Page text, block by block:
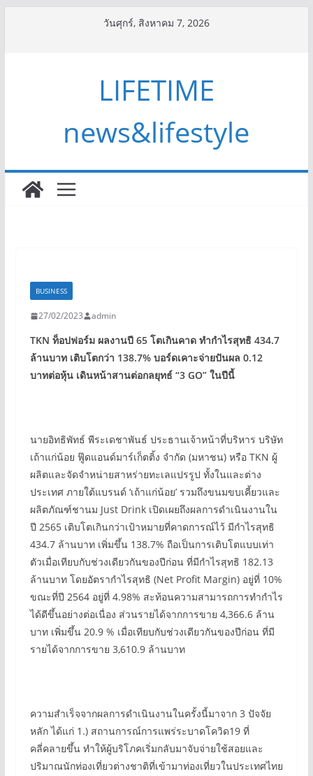
วันศุกร์, สิงหาคม 7, 2026
LIFETIME
news&lifestyle
BUSINESS
27/02/2023 admin
TKN ท็อปฟอร์ม ผลงานปี 65โตเกินคาด ทำกำไรสุทธิ 434.7
ล้านบาท เติบโตกว่า 138.7% บอร์ดเคาะจ่ายปันผล 0.12
บาทต่อหุ้น เดินหน้าสานต่อกลยุทธ์ “3 GO” ในปีนี้
นายอิทธิพัทธ์ พีระเดชาพันธ์ ประธานเจ้าหน้าที่บริหาร บริษัท
เถ้าแก่น้อย ฟู๊ดแอนด์มาร์เก็ตติ้ง จำกัด (มหาชน) หรือ TKN ผู้
ผลิตและจัดจำหน่ายสาหร่ายทะเลแปรรูป ทั้งในและต่าง
ประเทศ ภายใต้แบรนด์ ‘เถ้าแก่น้อย’ รวมถึงขนมขบเคี้ยวและ
ผลิตภัณฑ์ชานม Just Drink เปิดเผยถึงผลการดำเนินงานใน
ปี 2565 เติบโตเกินกว่าเป้าหมายที่คาดการณ์ไว้ มีกำไรสุทธิ
434.7 ล้านบาท เพิ่มขึ้น 138.7% ถือเป็นการเติบโตแบบเท่า
ตัวเมื่อเทียบกับช่วงเดียวกันของปีก่อน ที่มีกำไรสุทธิ 182.13
ล้านบาท โดยอัตรากำไรสุทธิ (Net Profit Margin) อยู่ที่ 10%
ขณะที่ปี 2564 อยู่ที่ 4.98% สะท้อนความสามารถการทำกำไร
ได้ดีขึ้นอย่างต่อเนื่อง ส่วนรายได้จากการขาย 4,366.6 ล้าน
บาท เพิ่มขึ้น 20.9 % เมื่อเทียบกับช่วงเดียวกันของปีก่อน ที่มี
รายได้จากการขาย 3,610.9 ล้านบาท
ความสำเร็จจากผลการดำเนินงานในครั้งนี้มาจาก 3 ปัจจัย
หลัก ได้แก่ 1.) สถานการณ์การแพร่ระบาดโควิด19 ที่
คลี่คลายขึ้น ทำให้ผู้บริโภคเริ่มกลับมาจับจ่ายใช้สอยและ
ปริมาณนักท่องเที่ยวต่างชาติที่เข้ามาท่องเที่ยวในประเทศไทย